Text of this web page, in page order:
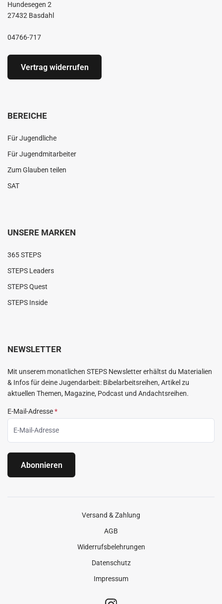
Hundesegen 2
27432 Basdahl
04766-717
Vertrag widerrufen
BEREICHE
Für Jugendliche
Für Jugendmitarbeiter
Zum Glauben teilen
SAT
UNSERE MARKEN
365 STEPS
STEPS Leaders
STEPS Quest
STEPS Inside
NEWSLETTER
Mit unserem monatlichen STEPS Newsletter erhältst du Materialien
& Infos für deine Jugendarbeit: Bibelarbeitsreihen, Artikel zu
aktuellen Themen, Magazine, Podcast und Andachtsreihen.
E-Mail-Adresse*
Abonnieren
Versand & Zahlung
AGB
Widerrufsbelehrungen
Datenschutz
Impressum